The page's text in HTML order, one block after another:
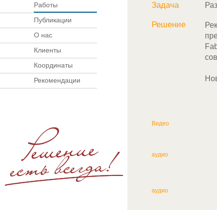
Работы
Публикации
О нас
Клиенты
Координаты
Рекомендации
Задача
Решение
Видео
аудио
аудио